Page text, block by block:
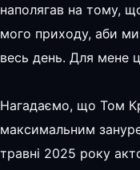
наполягав на тому,
мого приходу, аби
весь день. Для мене
Нагадаємо, що Том
максимальним
травні 2025 року